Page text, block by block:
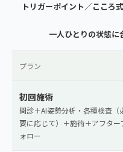
トリガーポイント／こころ
一人ひとりの状態に
プラン
初回施術
問診＋AI姿勢分析・各種検査（
要に応じて）＋施術＋アフター
ォロー